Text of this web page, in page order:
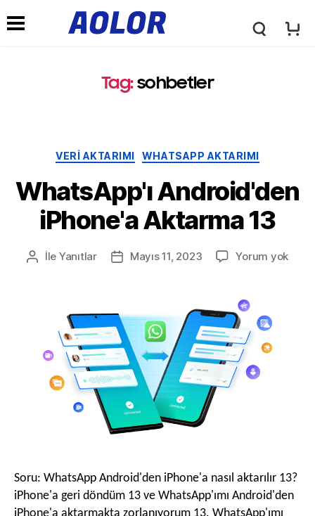
L
o
Tag: sohbetler
VERI AKTARIMI WHATSAPP AKTARIMI
WhatsApp'ı Android'den
iPhone'a Aktarma 13
İle Yanıtlar Mayıs 11, 2023 Yorum yok
Soru: WhatsApp Android'den iPhone'a nasıl aktarılır 13?
iPhone'a geri döndüm 13 ve WhatsApp'ımı Android'den